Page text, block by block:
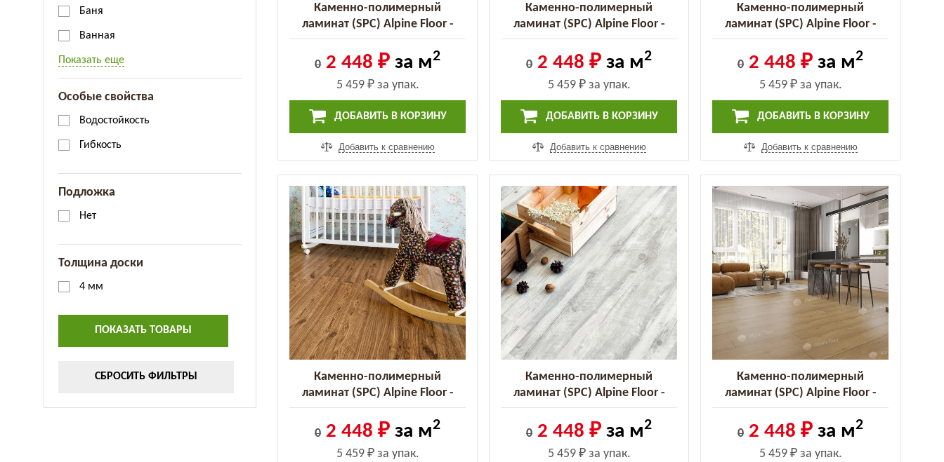
Баня
Ванная
Показать еще
Особые свойства
Водостойкость
Гибкость
Подложка
Нет
Толщина доски
4 мм
ПОКАЗАТЬ ТОВАРЫ
СБРОСИТЬ ФИЛЬТРЫ
Каменно-полимерный
ламинат (SPC) Alpine Floor -
Classic Ясень серый (ECO 134-5
MC)
0 2 448 ₽ за м2
5 459 ₽за упак.
ДОБАВИТЬ В КОРЗИНУ
Добавить к сравнению
Каменно-полимерный
ламинат (SPC) Alpine Floor -
Classic Дуб выбеленный (ECO
182-8 MC)
0 2 448 ₽ за м2
5 459 ₽за упак.
ДОБАВИТЬ В КОРЗИНУ
Добавить к сравнению
Каменно-полимерный
ламинат (SPC) Alpine Floor -
Classic Дуб ваниль селект (ECO
106-3 MC)
0 2 448 ₽ за м2
5 459 ₽за упак.
ДОБАВИТЬ В КОРЗИНУ
Добавить к сравнению
Каменно-полимерный
ламинат (SPC) Alpine Floor -
Classic Дуб классический (ECO
162-7 MC)
0 2 448 ₽ за м2
5 459 ₽за упак.
Каменно-полимерный
ламинат (SPC) Alpine Floor -
Classic Акация (ECO 107-8 MC)
0 2 448 ₽ за м2
5 459 ₽за упак.
Каменно-полимерный
ламинат (SPC) Alpine Floor -
Classic Клен классический (ECO
173-6 MC) (ECO 173-6 MC)
0 2 448 ₽ за м2
5 459 ₽за упак.